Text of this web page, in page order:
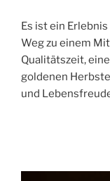
Es ist ein
Weg zu einem
Qualitätszeit,
goldenen
und